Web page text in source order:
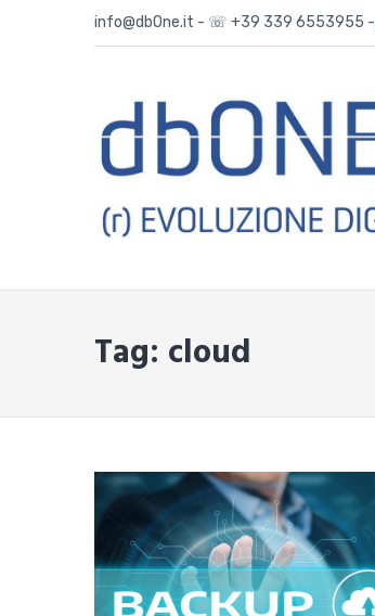
info@dbOne.it - ☏ +39 339 6553955 -
Tag: cloud